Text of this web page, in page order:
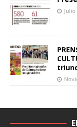
Julio